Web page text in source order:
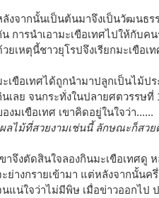
ลังจากนั้นเป็นต้นมาจึงเป็นวัฒนธ
น การนำเอามะเขือเทศไปให้กับ
วยเหตุนี้ชาวยุโรปจึงเรียกมะเขือเท
ะเขือเทศได้ถูกนำมาปลูกเป็นไม้ป
นเลย จนกระทั่งในปลายศตวรรษ
งมเขือเทศ เขาคิดอยู่ในใจว่า......
ผลไม้ที่สวยงามเช่นนี้ ลักษณะก็สว
ขาจึงตัดสินใจลองกินมะเขือเทศดู
ะย่างกรายเข้ามา แต่หลังจากนั้นค
นแน่ใจว่าไม่มีพิษ เมื่อข่าวออกไป